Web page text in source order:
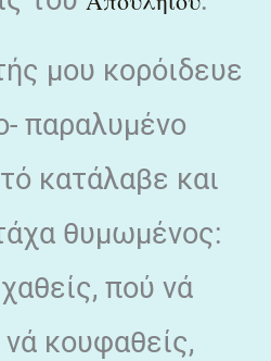
μου κορόιδευε
παραλυμένο
κατάλαβε και
θυμωμένος:
πού νά
κουφαθείς,